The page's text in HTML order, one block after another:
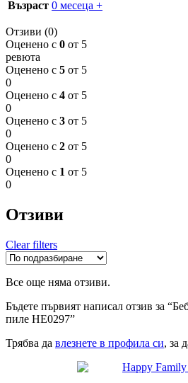
Възраст 0 месеца +
Отзиви (0)
Оценено с 0 от 5
ревюта
Оценено с 5 от 5
0
Оценено с 4 от 5
0
Оценено с 3 от 5
0
Оценено с 2 от 5
0
Оценено с 1 от 5
0
Отзиви
Clear filters
Все още няма отзиви.
Бъдете първият написал отзив за
пиле HE0297”
Трябва да влезнете в профила си, за